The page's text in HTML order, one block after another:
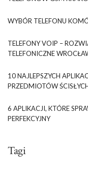
WYBÓR TELEFONU
TELEFONY VOIP –
TELEFONICZNE
10 NAJLEPSZYCH
PRZEDMIOTÓW
6 APLIKACJI, KTÓRE
PERFEKCYJNY
Tagi